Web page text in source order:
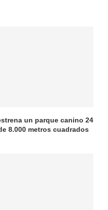
un parque canino 24
8.000 metros cuadrados